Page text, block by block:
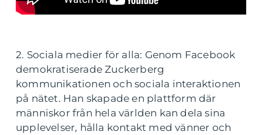
2. Sociala medier för alla: Genom Facebook
demokratiserade Zuckerberg
kommunikationen och sociala interaktionen
på nätet. Han skapade en plattform där
människor från hela världen kan dela sina
upplevelser, hålla kontakt med vänner och